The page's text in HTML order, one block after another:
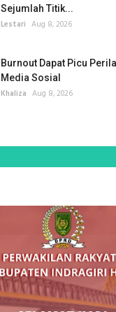
Sejumlah Titik...
Lestari Aug 8, 2026
Burnout Dapat Picu
Media Sosial
Khaliza Aug 8, 2026